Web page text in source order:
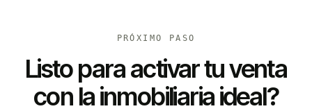
PRÓXIMO PASO
Listo para activar tu venta
con la inmobiliaria ideal?